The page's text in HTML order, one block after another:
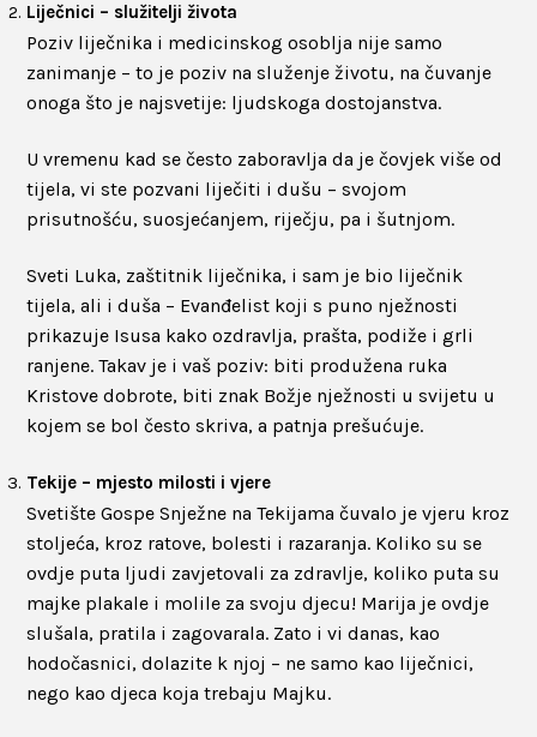
Liječnici – služitelji života
Poziv liječnika i medicinskog osoblja nije samo
zanimanje – to je poziv na služenje životu, na čuvanje
onoga što je najsvetije: ljudskoga dostojanstva.
U vremenu kad se često zaboravlja da je čovjek više od
tijela, vi ste pozvani liječiti i dušu – svojom
prisutnošću, suosjećanjem, riječju, pa i šutnjom.
Sveti Luka, zaštitnik liječnika, i sam je bio liječnik
tijela, ali i duša – Evanđelist koji s puno nježnosti
prikazuje Isusa kako ozdravlja, prašta, podiže i grli
ranjene. Takav je i vaš poziv: biti produžena ruka
Kristove dobrote, biti znak Božje nježnosti u svijetu u
kojem se bol često skriva, a patnja prešućuje.
Tekije – mjesto milosti i vjere
Svetište Gospe Snježne na Tekijama čuvalo je vjeru kroz
stoljeća, kroz ratove, bolesti i razaranja. Koliko su se
ovdje puta ljudi zavjetovali za zdravlje, koliko puta su
majke plakale i molile za svoju djecu! Marija je ovdje
slušala, pratila i zagovarala. Zato i vi danas, kao
hodočasnici, dolazite k njoj – ne samo kao liječnici,
nego kao djeca koja trebaju Majku.